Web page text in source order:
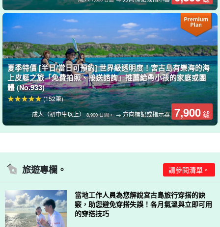
包含免費參觀照片禮品
導遊在遊覽過程中拍攝的照片將作為資料呈現給您 ☆ 在宮古島上創
造有趣的回憶！
↓ 點選此處進行 Tulliver 皮艇之旅 ↓ 點選此處進行 Tulliver 皮艇之
旅
現在不再受理：[宮古島] 建議初學者與兒童☆都川自然
體驗皮艇之旅《照片資料免費》（No.1018）。
開始時間9:00-11:00 / 13:30-15:30
夏季特價 [半日/當日可預約] 世界級透明度！宮古島有樂海的海
上皮艇之旅「免費拍照、接送諮詢」推薦給帶小孩的家庭或團
體 (No.933)
成人（初中生以上）8,900 日圓。→ 方向標記或指示器 7,900 鑢
(152筆)
旅遊專欄。 請參閱清單。
當地工作人員為您解說宮古島旅行穿搭的訣
竅，助您避免穿搭失誤！各月氣溫與立即可用
的穿搭技巧